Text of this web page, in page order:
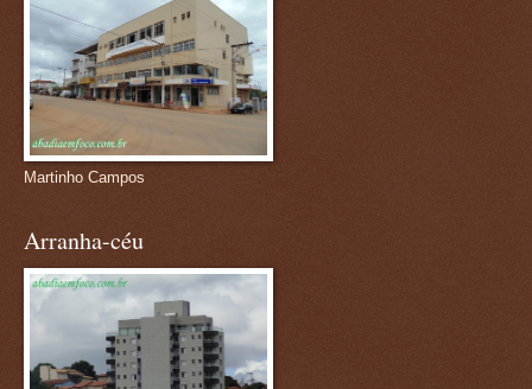
Martinho Campos
Arranha-céu